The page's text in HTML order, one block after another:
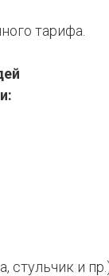
тарифа.
стульчик и